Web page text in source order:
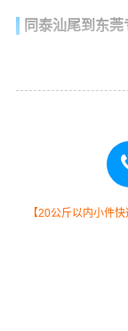
同泰汕尾到东
效和物流成本要
方式，以此来
本，提高由汕尾
提供更加优质完
【20公斤以内小件